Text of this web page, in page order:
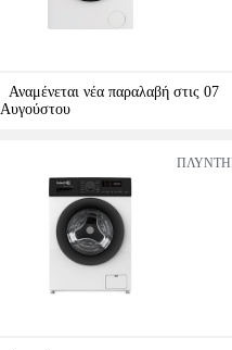
Αναμένεται νέα παραλαβή στις 07
Αυγούστου